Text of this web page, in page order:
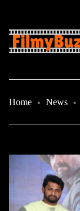
Home News